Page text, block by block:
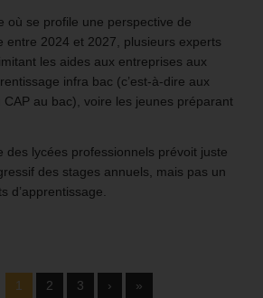
où se profile une perspective de
entre 2024 et 2027, plusieurs experts
les aides aux entreprises aux
infra bac (c’est-à-dire aux
au bac), voire les jeunes préparant
des lycées professionnels prévoit juste
des stages annuels, mais pas un
d’apprentissage.
1 2 3 › »